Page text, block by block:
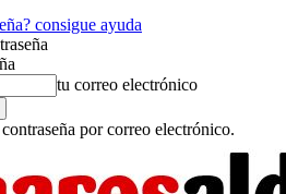
consigue ayuda
tu correo electrónico
por correo electrónico.